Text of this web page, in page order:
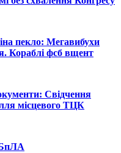
пекло: Мегавибухи
Кораблі фсб вщент
Свідчення
місцевого ТЦК
БпЛА